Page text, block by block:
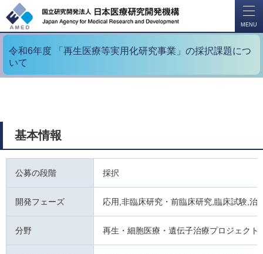
MENU
令和6年度 「再生医療等実用化研究事業」の採択課題につ
いて
基本情報
公募の段階 採択
開発フェーズ 応用,非臨床研究・前臨床研究,臨床試験,治
分野 再生・細胞医療・遺伝子治療プロジェクト